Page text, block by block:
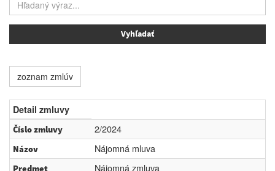
zoznam zmlúv
Detail zmluvy
Číslo zmluvy 2/2024
Názov Nájomná mluva
Predmet Nájomná zmluva